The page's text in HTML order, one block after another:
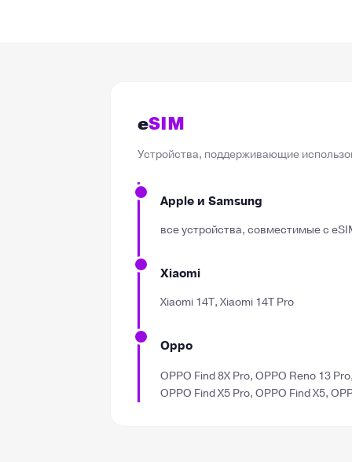
eSIM
Устройства, поддерживающие
Apple и Samsung
все устройства, совместимые с
Xiaomi
Xiaomi 14T, Xiaomi 14T Pro
Oppo
OPPO Find 8X Pro, OPPO Reno 13
OPPO Find X5 Pro, OPPO Find X5,